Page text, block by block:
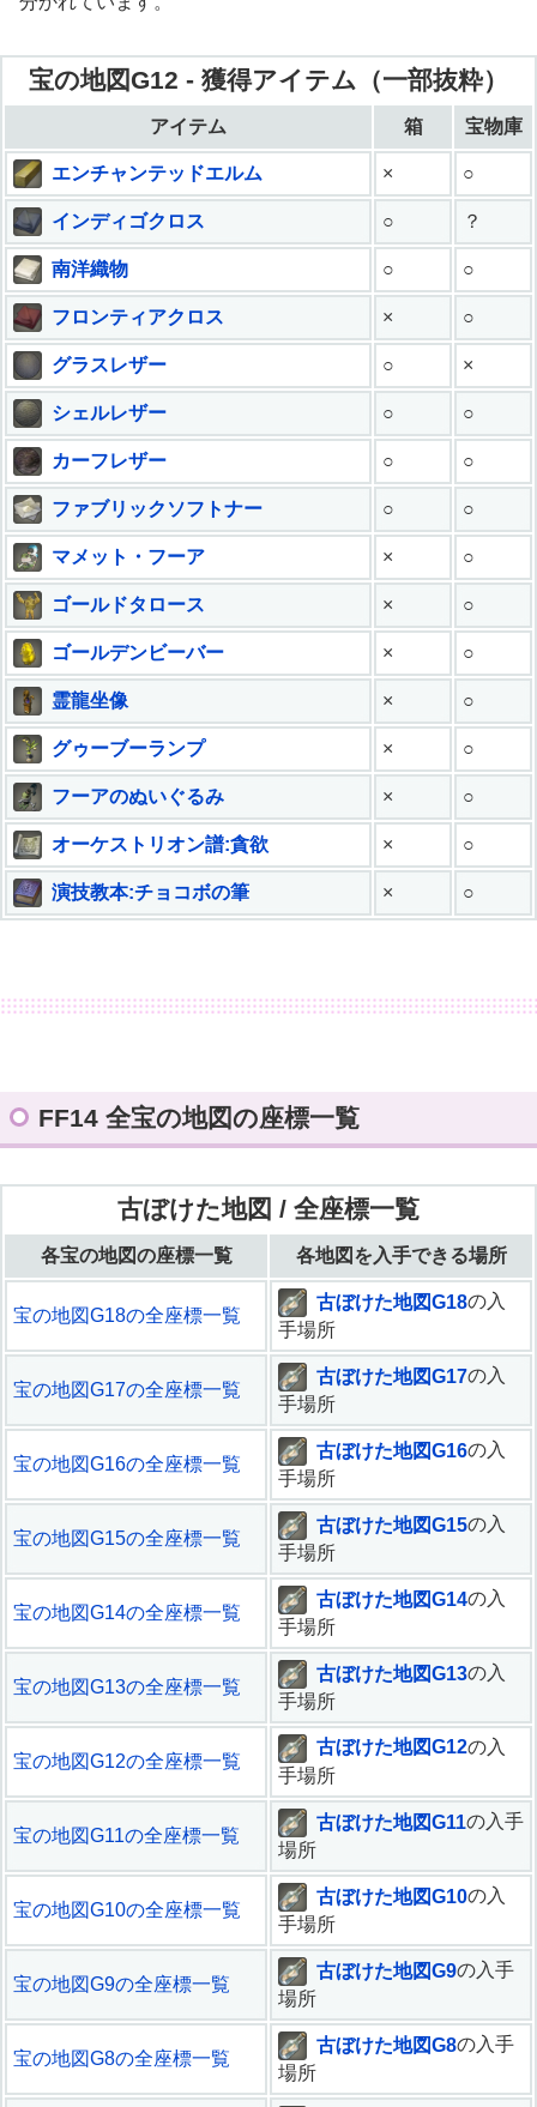
宝の地図G12 - 獲得アイテム（一部抜粋）
アイテム 箱 宝物庫
エンチャンテッドエルム × ○
インディゴクロス ○ ？
南洋織物 ○ ○
フロンティアクロス × ○
グラスレザー ○ ×
シェルレザー ○ ○
カーフレザー ○ ○
ファブリックソフトナー ○ ○
マメット・フーア × ○
ゴールドタロース × ○
ゴールデンビーバー × ○
霊龍坐像 × ○
グゥーブーランプ × ○
フーアのぬいぐるみ × ○
オーケストリオン譜:貪欲 × ○
演技教本:チョコボの筆 × ○
FF14 全宝の地図の座標一覧
古ぼけた地図 / 全座標一覧
各宝の地図の座標一覧 各地図を入手できる場所
宝の地図G18の全座標一覧
古ぼけた地図G18の入
手場所
宝の地図G17の全座標一覧
古ぼけた地図G17の入
手場所
宝の地図G16の全座標一覧
古ぼけた地図G16の入
手場所
宝の地図G15の全座標一覧
古ぼけた地図G15の入
手場所
宝の地図G14の全座標一覧
古ぼけた地図G14の入
手場所
宝の地図G13の全座標一覧
古ぼけた地図G13の入
手場所
宝の地図G12の全座標一覧
古ぼけた地図G12の入
手場所
宝の地図G11の全座標一覧
古ぼけた地図G11の入手
場所
宝の地図G10の全座標一覧
古ぼけた地図G10の入
手場所
宝の地図G9の全座標一覧
古ぼけた地図G9の入手
場所
宝の地図G8の全座標一覧
古ぼけた地図G8の入手
場所